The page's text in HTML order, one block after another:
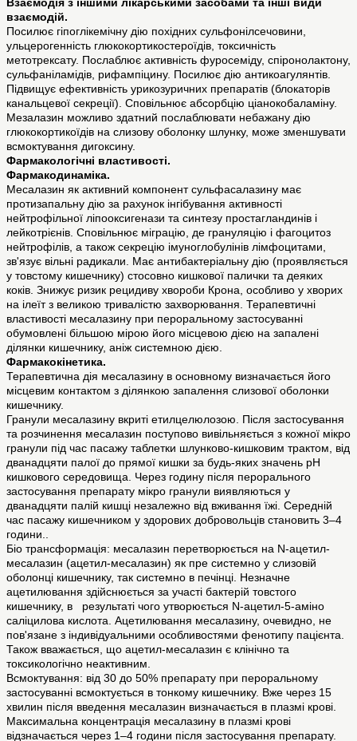
Взаємодія з іншими лікарськими засобами та інші види
взаємодій.
Посилює гіпоглікемічну дію похідних сульфонілсечовини,
ульцерогенність глюкокортикостероїдів, токсичність
метотрексату. Послаблює активність фуросеміду, спіронолактону,
сульфаніламідів, рифампіцину. Посилює дію антикоагулянтів.
Підвищує ефективність урикозуричних препаратів (блокаторів
канальцевої секреції). Сповільнює абсорбцію ціанокобаламіну.
Мезалазин можливо здатний послаблювати небажану дію
глюкокортикоїдів на слизову оболонку шлунку, може зменшувати
всмоктування дигоксину.
Фармакологічні властивості.
Фармакодинаміка.
Месалазин як активний компонент сульфасалазину має
протизапальну дію за рахунок інгібування активності
нейтрофільної ліпооксигенази та синтезу простагландинів і
лейкотрієнів. Сповільнює міграцію, де грануляцію і фагоцитоз
нейтрофілів, а також секрецію імуноглобулінів лімфоцитами,
зв'язує вільні радикали. Має антибактеріальну дію (проявляється
у товстому кишечнику) стосовно кишкової палички та деяких
коків. Знижує ризик рецидиву хвороби Крона, особливо у хворих
на ілеїт з великою тривалістю захворювання. Терапевтичні
властивості месалазину при пероральному застосуванні
обумовлені більшою мірою його місцевою дією на запалені
ділянки кишечнику, аніж системною дією.
Фармакокінетика.
Терапевтична дія месалазину в основному визначається його
місцевим контактом з ділянкою запалення слизової оболонки
кишечнику.
Гранули месалазину вкриті етилцелюлозою. Після застосування
та розчинення месалазин поступово вивільняється з кожної мікро
гранули під час пасажу таблетки шлунково-кишковим трактом, від
дванадцяти палої до прямої кишки за будь-яких значень рН
кишкового середовища. Через годину після перорального
застосування препарату мікро гранули виявляються у
дванадцяти палій кишці незалежно від вживання їжі. Середній
час пасажу кишечником у здорових добровольців становить 3–4
години..
Біо трансформація: месалазин перетворюється на N-ацетил-
месалазин (ацетил-месалазин) як пре системно у слизовій
оболонці кишечнику, так системно в печінці. Незначне
ацетилювання здійснюється за участі бактерій товстого
кишечнику, в результаті чого утворюється N-ацетил-5-аміно
саліцилова кислота. Ацетилювання месалазину, очевидно, не
пов'язане з індивідуальними особливостями фенотипу пацієнта.
Також вважається, що ацетил-месалазин є клінічно та
токсикологічно неактивним.
Всмоктування: від 30 до 50% препарату при пероральному
застосуванні всмоктується в тонкому кишечнику. Вже через 15
хвилин після введення месалазин визначається в плазмі крові.
Максимальна концентрація месалазину в плазмі крові
відзначається через 1–4 години після застосування препарату.